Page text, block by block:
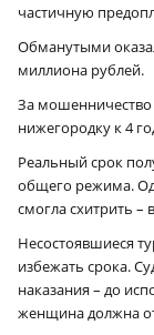
частичную
Обманутыми
миллиона рублей.
За мошенничество
нижегородку к 4
Реальный срок
общего режима.
смогла схитрить
Несостоявшиеся
избежать срока.
наказания – до
женщина должна